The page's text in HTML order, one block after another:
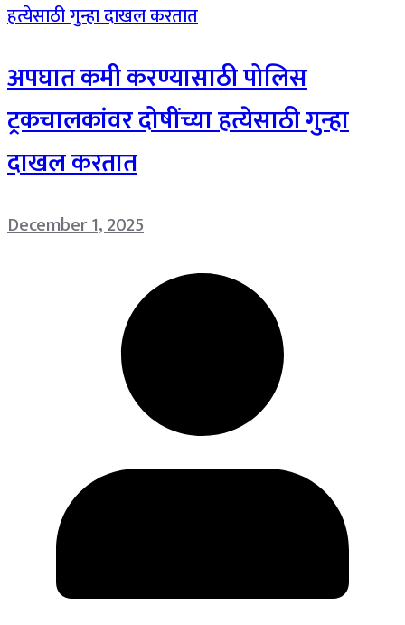
अपघात कमी करण्यासाठी पोलिस
ट्रकचालकांवर दोषींच्या हत्येसाठी गुन्हा
दाखल करतात
December 1, 2025